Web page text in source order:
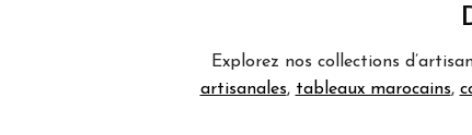
Explorez nos collections
artisanales, tableaux marocains,